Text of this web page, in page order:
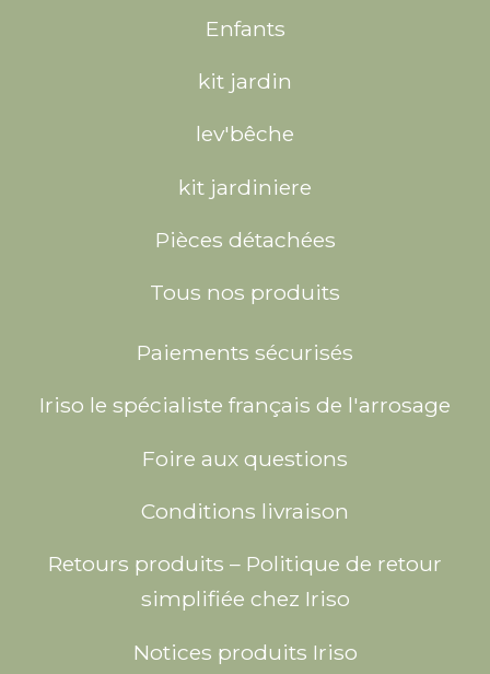
Enfants
kit jardin
lev'bêche
kit jardiniere
Pièces détachées
Tous nos produits
Paiements sécurisés
Iriso le spécialiste français de l'arrosage
Foire aux questions
Conditions livraison
Retours produits – Politique de retour
simplifiée chez Iriso
Notices produits Iriso